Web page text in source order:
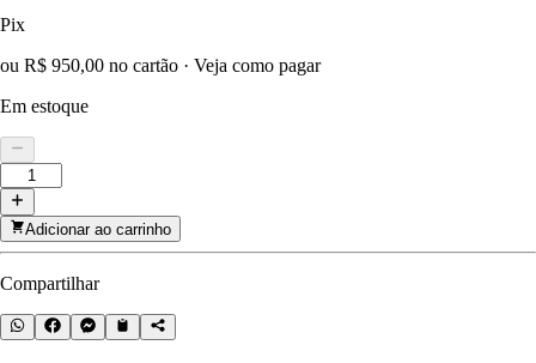
Pix
ou R$ 950,00 no cartão · Veja como pagar
Em estoque
Adicionar ao carrinho
Compartilhar